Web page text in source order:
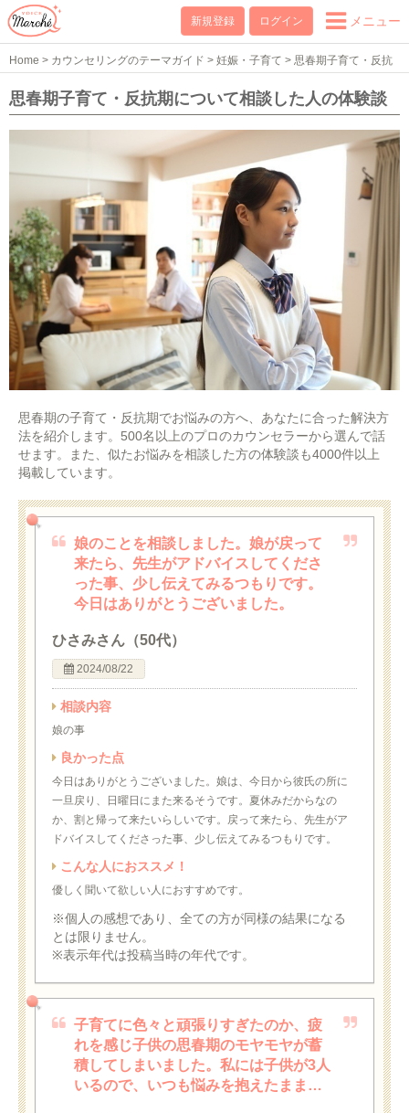
新規登録 ログイン メニュー
Home > カウンセリングのテーマガイド > 妊娠・子育て > 思春期子育て・反抗
期 >思春期子育て・反抗期の体験談
思春期子育て・反抗期について相談した人の体験談
思春期の子育て・反抗期でお悩みの方へ、あなたに合った解決方
法を紹介します。500名以上のプロのカウンセラーから選んで話
せます。また、似たお悩みを相談した方の体験談も4000件以上
掲載しています。
娘のことを相談しました。娘が戻って
来たら、先生がアドバイスしてくださ
った事、少し伝えてみるつもりです。
今日はありがとうございました。
ひさみさん（50代）
2024/08/22
相談内容
娘の事
良かった点
今日はありがとうございました。娘は、今日から彼氏の所に
一旦戻り、日曜日にまた来るそうです。夏休みだからなの
か、割と帰って来たいらしいです。戻って来たら、先生がア
ドバイスしてくださった事、少し伝えてみるつもりです。
こんな人におススメ！
優しく聞いて欲しい人におすすめです。
※個人の感想であり、全ての方が同様の結果になる
とは限りません。
※表示年代は投稿当時の年代です。
子育てに色々と頑張りすぎたのか、疲
れを感じ子供の思春期のモヤモヤが蓄
積してしまいました。私には子供が3人
いるので、いつも悩みを抱えたまま…